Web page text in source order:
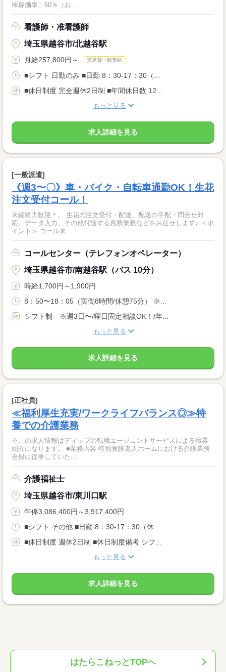
棟稼働率：60％（お...
看護師・准看護師
埼玉県越谷市/北越谷駅
月給257,800円～ 交通費一部支給
■シフト 日勤のみ ■日勤 8：30-17：30（...
■休日制度 完全週休2日制 ■年間休日数 12...
もっと見る
求人詳細を見る
[一般派遣]
《週3〜〇》車・バイク・自転車通勤OK！生花
注文受付コール！
未経験大歓迎＊。 生花の注文受付・配達、配送の手配・問合せ対
応、データ入力、その他付随する庶務業務などをお任せします♪ ＜ポ
イント＞ コール未...
コールセンター（テレフォンオペレーター）
埼玉県越谷市/南越谷駅（バス 10分）
時給1,700円～1,900円
8：50〜18：05（実働8時間/休憩75分） ※...
シフト制 ※週3日〜/曜日固定相談OK！/年...
もっと見る
求人詳細を見る
[正社員]
≪福利厚生充実/ワークライフバランス◎≫特
養での介護業務
※この求人情報はディップの転職エージェントサービスによる職業
紹介になります。 ■業務内容 特別養護老人ホームにおける介護業務
全般に従事していた...
介護福祉士
埼玉県越谷市/東川口駅
年俸3,086,400円～3,917,400円
■シフト その他 ■日勤 8：30-17：30（休...
■休日制度 週休2日制 ■休日制度備考 シフ...
もっと見る
求人詳細を見る
はたらこねっとTOPへ